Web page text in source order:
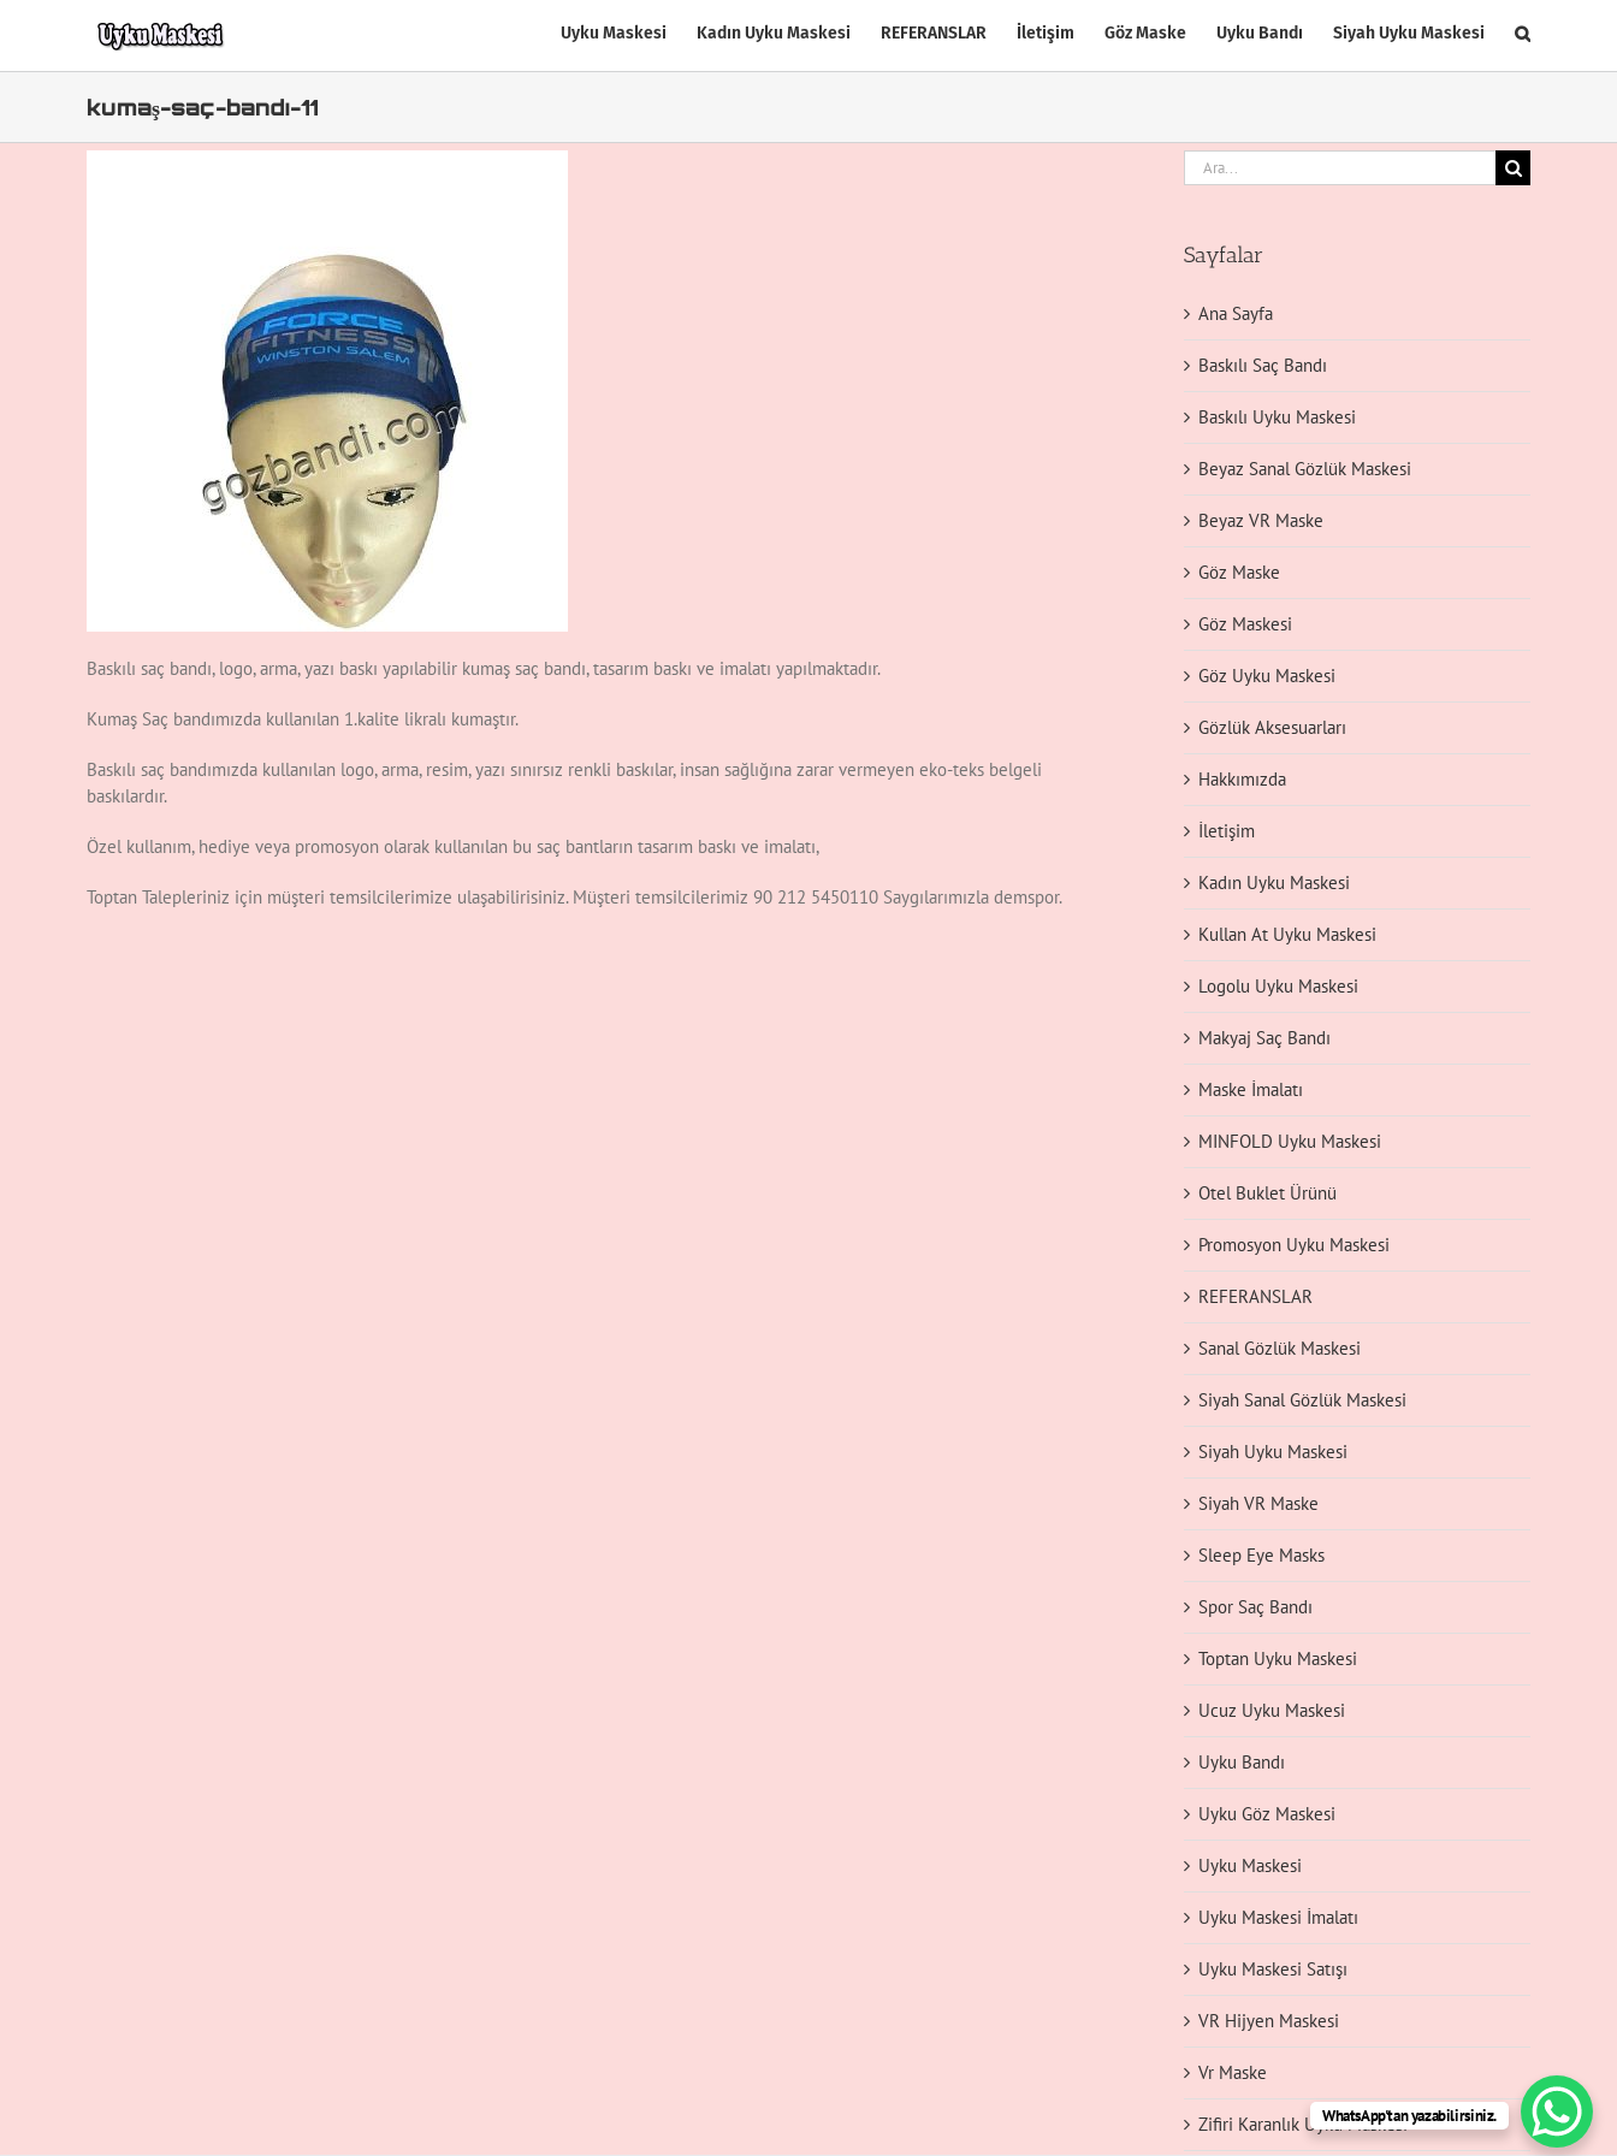
Uyku Maskesi Kadın Uyku Maskesi REFERANSLAR İletişim Göz Maske Uyku Bandı Siyah Uyku Maskesi
kumaş-saç-bandı-11
Baskılı saç bandı, logo, arma, yazı baskı yapılabilir kumaş saç bandı, tasarım baskı ve imalatı yapılmaktadır.
Kumaş Saç bandımızda kullanılan 1.kalite likralı kumaştır.
Baskılı saç bandımızda kullanılan logo, arma, resim, yazı sınırsız renkli baskılar, insan sağlığına zarar vermeyen eko-teks belgeli
baskılardır.
Özel kullanım, hediye veya promosyon olarak kullanılan bu saç bantların tasarım baskı ve imalatı,
Toptan Talepleriniz için müşteri temsilcilerimize ulaşabilirisiniz. Müşteri temsilcilerimiz 90 212 5450110 Saygılarımızla demspor.
Ara:
Sayfalar
Ana Sayfa
Baskılı Saç Bandı
Baskılı Uyku Maskesi
Beyaz Sanal Gözlük Maskesi
Beyaz VR Maske
Göz Maske
Göz Maskesi
Göz Uyku Maskesi
Gözlük Aksesuarları
Hakkımızda
İletişim
Kadın Uyku Maskesi
Kullan At Uyku Maskesi
Logolu Uyku Maskesi
Makyaj Saç Bandı
Maske İmalatı
MINFOLD Uyku Maskesi
Otel Buklet Ürünü
Promosyon Uyku Maskesi
REFERANSLAR
Sanal Gözlük Maskesi
Siyah Sanal Gözlük Maskesi
Siyah Uyku Maskesi
Siyah VR Maske
Sleep Eye Masks
Spor Saç Bandı
Toptan Uyku Maskesi
Ucuz Uyku Maskesi
Uyku Bandı
Uyku Göz Maskesi
Uyku Maskesi
Uyku Maskesi İmalatı
Uyku Maskesi Satışı
VR Hijyen Maskesi
Vr Maske
Zifiri Karanlık Uyku MaskesiWhatsApp'tan yazabilirsiniz.